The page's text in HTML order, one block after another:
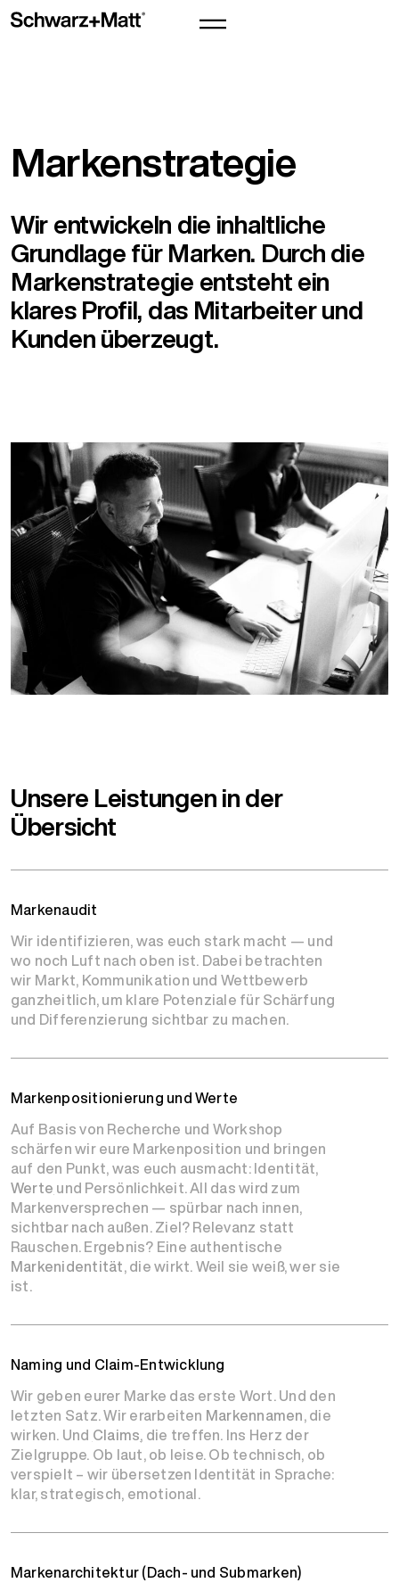
Markenstrategie
Wir entwickeln die inhaltliche
Grundlage für Marken. Durch die
Markenstrategie entsteht ein
klares Profil, das Mitarbeiter und
Kunden überzeugt.
Unsere Leistungen in der
Übersicht
Markenaudit
Wir identifizieren, was euch stark macht — und
wo noch Luft nach oben ist. Dabei betrachten
wir Markt, Kommunikation und Wettbewerb
ganzheitlich, um klare Potenziale für Schärfung
und Differenzierung sichtbar zu machen.
Markenpositionierung und Werte
Auf Basis von Recherche und Workshop
schärfen wir eure Markenposition und bringen
auf den Punkt, was euch ausmacht: Identität,
Werte und Persönlichkeit. All das wird zum
Markenversprechen — spürbar nach innen,
sichtbar nach außen. Ziel? Relevanz statt
Rauschen. Ergebnis? Eine authentische
Markenidentität, die wirkt. Weil sie weiß, wer sie
ist.
Naming und Claim-Entwicklung
Wir geben eurer Marke das erste Wort. Und den
letzten Satz. Wir erarbeiten Markennamen, die
wirken. Und Claims, die treffen. Ins Herz der
Zielgruppe. Ob laut, ob leise. Ob technisch, ob
verspielt – wir übersetzen Identität in Sprache:
klar, strategisch, emotional.
Markenarchitektur (Dach- und Submarken)